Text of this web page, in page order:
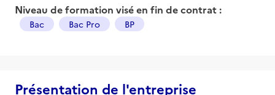
Niveau de formation visé en fin de contrat :
Bac Bac Pro BP
Présentation de l'entreprise